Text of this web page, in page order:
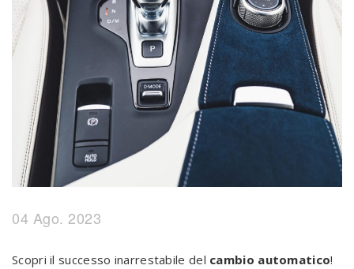
04 Ago. 2023
Scopri il successo inarrestabile del cambio automatico!